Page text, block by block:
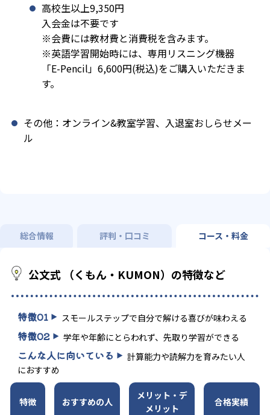
高校生以上9,350円
入会金は不要です
※会費には教材費と消費税を含みます。
※英語学習開始時には、専用リスニング機器
「E-Pencil」6,600円(税込)をご購入いただきま
す。
その他：オンライン&教室学習、入退室おしらせメー
ル
総合情報 評判・口コミ コース・料金
公文式 （くもん・KUMON）の特徴など
特徴01 スモールステップで自分で解ける喜びが味わえる
特徴02 学年や年齢にとらわれず、先取り学習ができる
こんな人に向いている
計算能力や読解力を育みたい人
におすすめ
特徴 おすすめの人
メリット・デ
メリット
合格実績